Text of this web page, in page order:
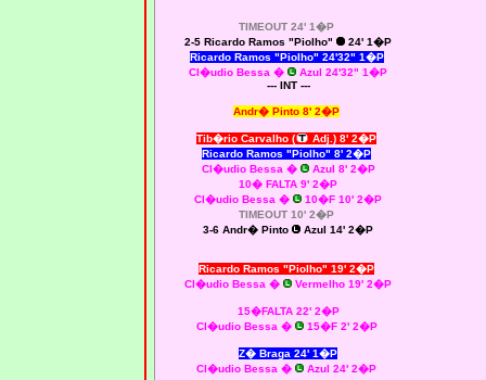
TIMEOUT 24' 1�P
2-5 Ricardo Ramos "Piolho"
24' 1�P
Ricardo Ramos "Piolho" 24'32" 1�P
Cl�udio Bessa �
Azul 24'32" 1�P
--- INT ---
Andr� Pinto 8' 2�P
Tib�rio Carvalho (
Adj.) 8' 2�P
Ricardo Ramos "Piolho" 8' 2�P
Cl�udio Bessa �
Azul 8' 2�P
10� FALTA 9' 2�P
Cl�udio Bessa �
10�F 10' 2�P
TIMEOUT 10' 2�P
3-6 Andr� Pinto
Azul 14' 2�P
Ricardo Ramos "Piolho" 19' 2�P
Cl�udio Bessa � Vermelho 19' 2�P
15�FALTA 22' 2�P
Cl�udio Bessa � 15�F 2' 2�P
Z� Braga 24' 1�P
Cl�udio Bessa � Azul 24' 2�P